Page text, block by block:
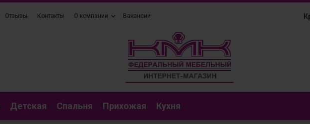
Отзывы Контакты О компании Вакансии
Детская Спальня Прихожая Кухня